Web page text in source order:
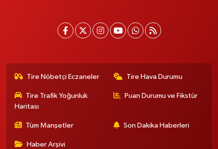
Tire Nöbetçi Eczaneler Tire Hava Durumu
Tire Trafik Yoğunluk
Haritası
Puan Durumu ve Fikstür
Tüm Manşetler Son Dakika Haberleri
Haber Arşivi